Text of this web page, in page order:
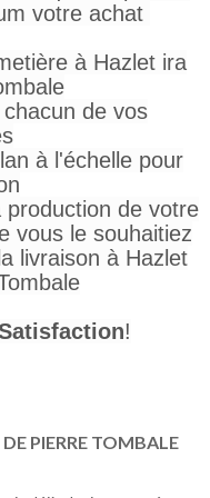
votre achat
à Hazlet ira
de vos
à l'échelle pour
de votre
vous le souhaitiez
livraison à Hazlet
!
PIERRE TOMBALE